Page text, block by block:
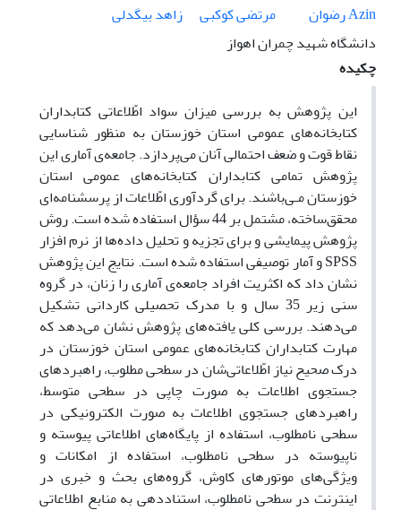
Azin رضوان
مرتضی کوکبی
زاهد بیگدلی
دانشگاه شهید چمران اهواز
چکیده
این پژوهش به بررسی میزان سواد اطّلاعاتی‌ کتابداران
کتابخانه‌های عمومی استان خوزستان به منظور شناسایی
نقاط قوت و ضعف احتمالی آنان می‌پردازد. جامعه‌ی آماری این
پژوهش تمامی کتابداران کتابخانه‌های عمومی استان
خوزستان مـی‌باشند. برای گردآوری اطّلاعات از پرسشنامه‌ای
محقق‌ساخته، مشتمل بر 44 سؤال استفاده شده است. روش
پژوهش پیمایشی و برای تجزیه و تحلیل داده‌ها از نرم افزار
SPSSو آمار توصیفی استفاده شده است. نتایج این پژوهش
نشان داد که اکثریت افراد جامعه‌ی آماری را زنان، در گروه
سنی زیر 35 سال و با مدرک تحصیلی کاردانی تشکیل
می‌دهند. بررسی کلی یافته‌های پژوهش نشان می‌دهد که
مهارت کتابداران کتابخانه‌های عمومی استان خوزستان در
درک صحیح نیاز اطّلاعاتی‌شان در سطحی مطلوب، راهبردهای
جستجوی اطلاعات به صورت چاپی در سطحی متوسط،
راهبردهای جستجوی اطلاعات به صورت الکترونیکی در
سطحی نامطلوب، استفاده از پایگاه‌های اطلاعاتی پیوسته و
ناپیوسته در سطحی نامطلوب، استفاده از امکانات و
ویژگی‌های موتورهای کاوش، گروه‌های بحث و خبری در
اینترنت در سطحی نامطلوب، استناددهی به منابع اطلاعاتی